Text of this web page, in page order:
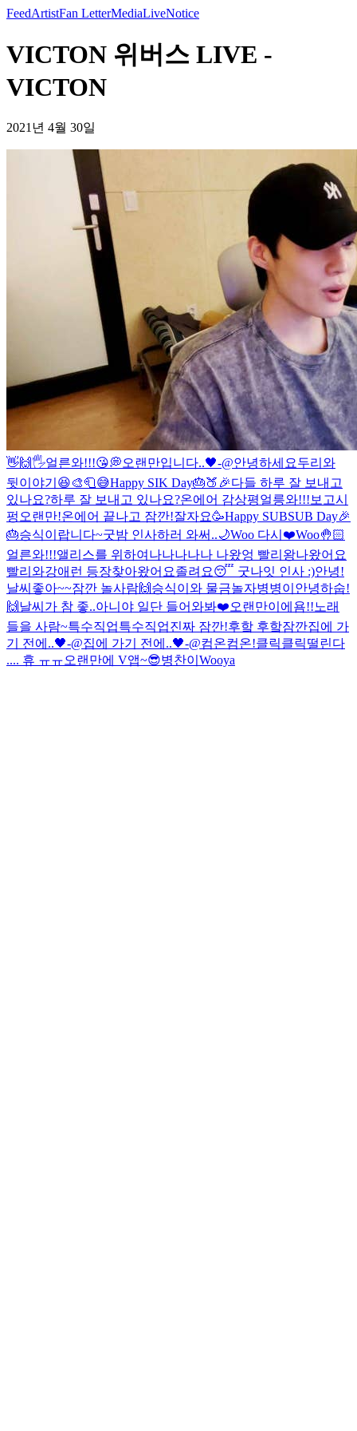
FeedArtistFan LetterMediaLiveNotice
VICTON 위버스 LIVE -
VICTON
2021년 4월 30일
👋🙌🖐얼른와!!!😘💭오랜만입니다..🖤-@안녕하세요두리와
뒷이야기😆🎨🧻😅Happy SIK Day🎂🍑🎉다들 하루 잘 보내고
있나요?하루 잘 보내고 있나요?온에어 감상평얼릉와!!!보고시
펑 오랜만!온에어 끝나고 잠깐!잘자요🥳Happy SUBSUB Day🎉
🎂승식이랍니다~굿밤 인사하러 와써..🌙Woo 다시❤️Woo🤚🏻
얼른와!!!앨리스를 위하여 나나나나나 나왔엉 빨리왕나왔어요
빨리와강애런 등장찾아왔어요졸려요😴 굿나잇 인사 :)안녕!
날씨좋아~~잠깐 놀사람🙌 승식이와 물금놀자병병이 안녕하숩!
🙌 날씨가 참 좋..아니야 일단 들어와봐❤️오랜만이에욤!!노래
들을 사람~특수직업특수직업진짜 잠깐!후핰 후핰잠깐집에 가
기 전에..🖤-@집에 가기 전에..🖤-@컴온컴온!클릭클릭떨린다
.... 휴 ㅠㅠ오랜만에 V앱~😎병찬이 Wooya